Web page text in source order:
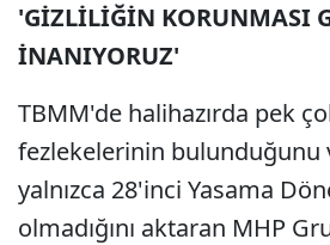
'GİZLİLİĞİN KORUNMASI
İNANIYORUZ'
TBMM'de halihazırda pek
fezlekelerinin bulunduğunu
yalnızca 28'inci Yasama
olmadığını aktaran MHP